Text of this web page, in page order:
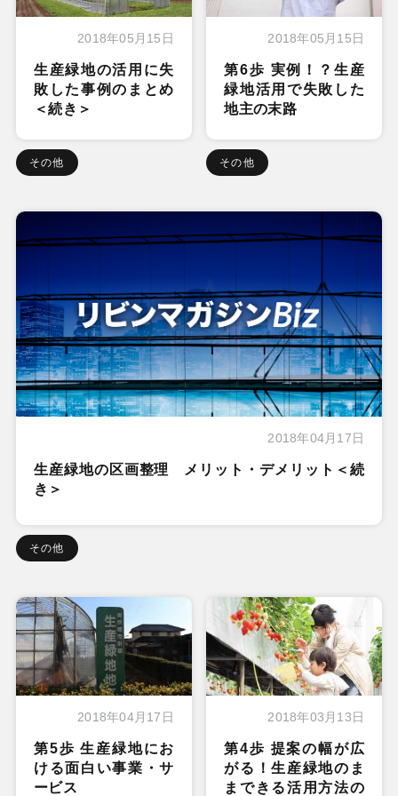
2018年05月15日
生産緑地の活用に失
敗した事例のまとめ
＜続き＞
その他
2018年05月15日
第6歩 実例！？生産
緑地活用で失敗した
地主の末路
その他
2018年04月17日
生産緑地の区画整理 メリット・デメリット＜続
き＞
その他
2018年04月17日
第5歩 生産緑地にお
ける面白い事業・サ
ービス
2018年03月13日
第4歩 提案の幅が広
がる！生産緑地のま
まできる活用方法の